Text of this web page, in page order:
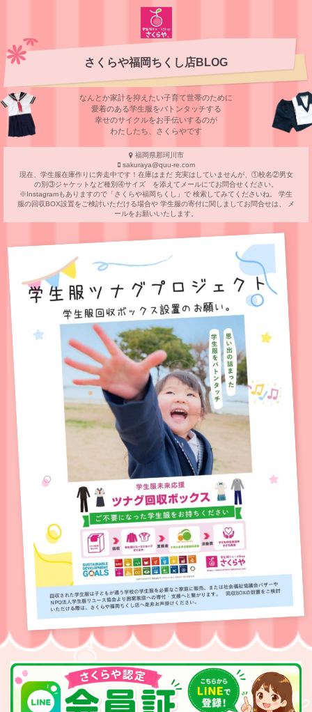
さくらや福岡ちくし店BLOG
なんとか家計を抑えたい子育て世帯のために
愛着のある学⽣服をバトンタッチする
幸せのサイクルをお⼿伝いするのが
わたしたち、さくらやです
福岡県那珂川市
sakuraya@quu-re.com
現在、学生服在庫作りに奔走中です！在庫はまだ 充実はしていませんが、①校名②男女
の別③ジャケットなど種別④サイズ を添えてメールにてお問合せください。
※Instagramもありますので「さくらや福岡ちくし」で 検索してみてくださいね。 学生
服の回収BOX設置をご検討いただける場合や 学生服の寄付に関しましてお問合せは、 メ
ールをお願いいたします。